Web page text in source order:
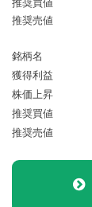
推奨買値
推奨売値
銘柄名
獲得利益
株価上昇
推奨買値
推奨売値